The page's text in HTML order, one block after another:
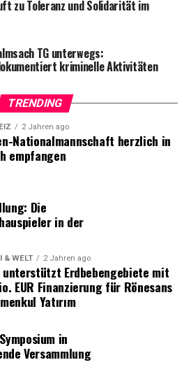
Bedürfnisse und
um eine optimale
das Wohlbefinden der
Die KI ist hierbei ein
Urteilsvermögen im
für alle – und ein Modell für
für die erfolgreiche
Gesundheitseinrichtungen,
und Mitarbeitenden. Die
dem LUKS, Microsoft
zeigt, wie KI das
die Effizienz im
und letztlich den Patienten
dass die Terminplanung
reduziert wird,
Zeit für die Patienten
positiv für alle Beteiligten
zu Toleranz und Solidarität im
TG unterwegs:
kriminelle Aktivitäten
TRENDING
2 Jahren ago
Nationalmannschaft herzlich in
empfangen
Die
in der
& WELT 2 Jahren ago
unterstützt Erdbebengebiete mit
EUR Finanzierung für Rönesans
Yatırım
in
Versammlung